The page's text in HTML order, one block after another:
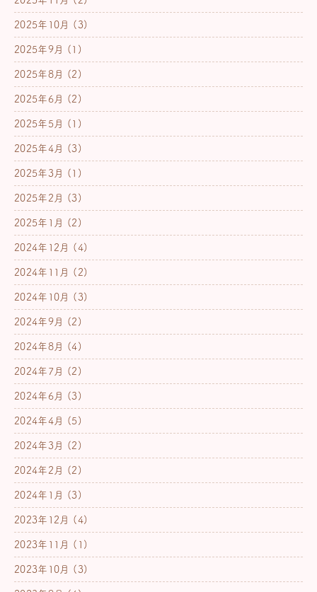
2025年10月 (3)
2025年9月 (1)
2025年8月 (2)
2025年6月 (2)
2025年5月 (1)
2025年4月 (3)
2025年3月 (1)
2025年2月 (3)
2025年1月 (2)
2024年12月 (4)
2024年11月 (2)
2024年10月 (3)
2024年9月 (2)
2024年8月 (4)
2024年7月 (2)
2024年6月 (3)
2024年4月 (5)
2024年3月 (2)
2024年2月 (2)
2024年1月 (3)
2023年12月 (4)
2023年11月 (1)
2023年10月 (3)